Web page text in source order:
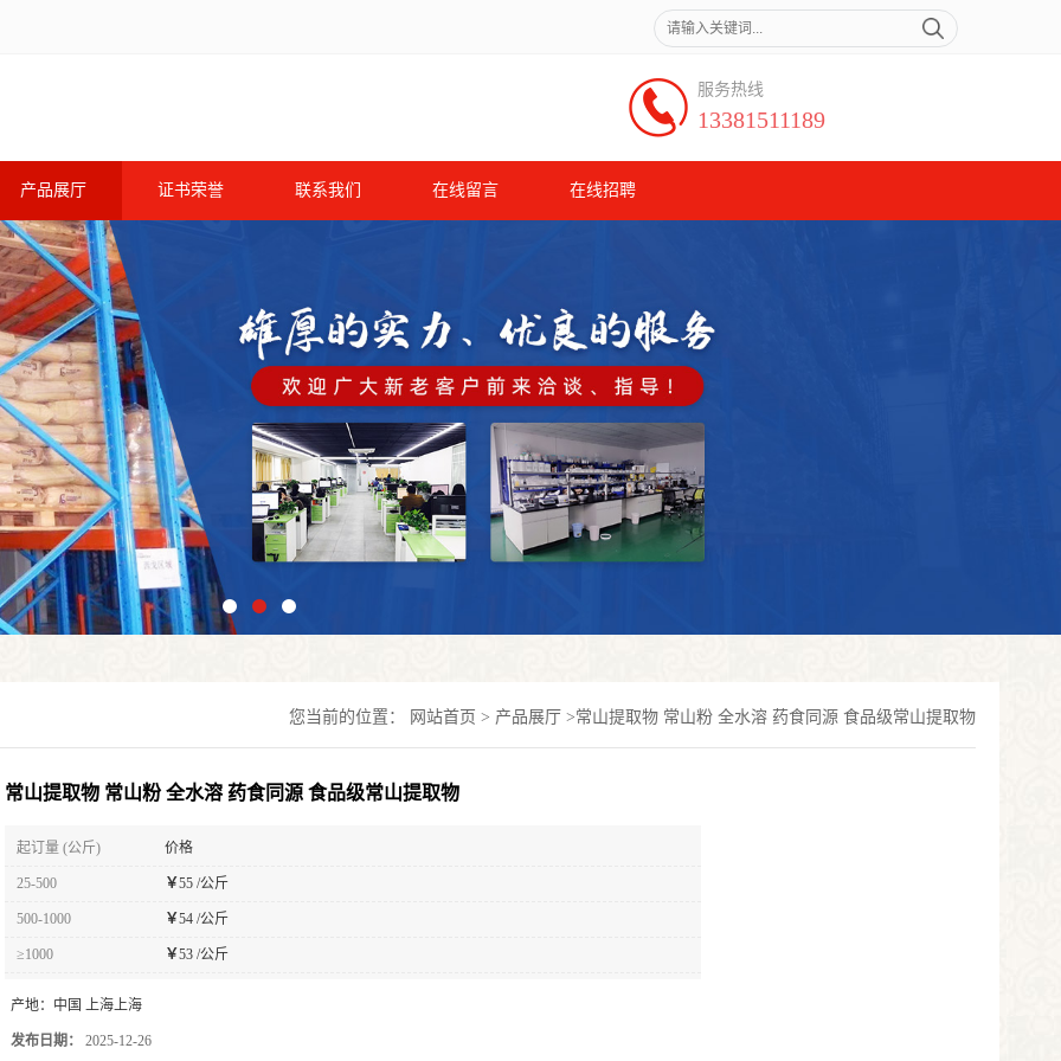
服务热线
13381511189
产品展厅 证书荣誉 联系我们 在线留言 在线招聘
您当前的位置： 网站首页 > 产品展厅 >常山提取物 常山粉 全水溶 药食同源 食品级常山提取物
常山提取物 常山粉 全水溶 药食同源 食品级常山提取物
起订量 (公斤) 价格
25-500 ￥55 /公斤
500-1000 ￥54 /公斤
≥1000 ￥53 /公斤
产地： 中国 上海上海
发布日期： 2025-12-26